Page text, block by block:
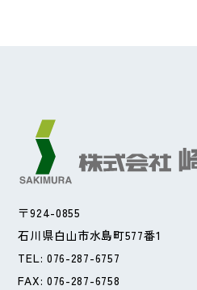
〒924-0855
石川県白山市水島町577番1
TEL: 076-287-6757
FAX: 076-287-6758